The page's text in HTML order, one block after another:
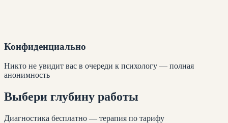
Конфиденциально
Никто не увидит вас в очереди к психологу — полная
анонимность
Выбери глубину работы
Диагностика бесплатно — терапия по тарифу